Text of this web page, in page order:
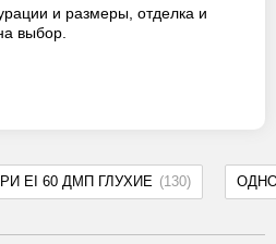
EI 60 ДМП ГЛУХИЕ (130)
и размеры, отделка и
выбор.